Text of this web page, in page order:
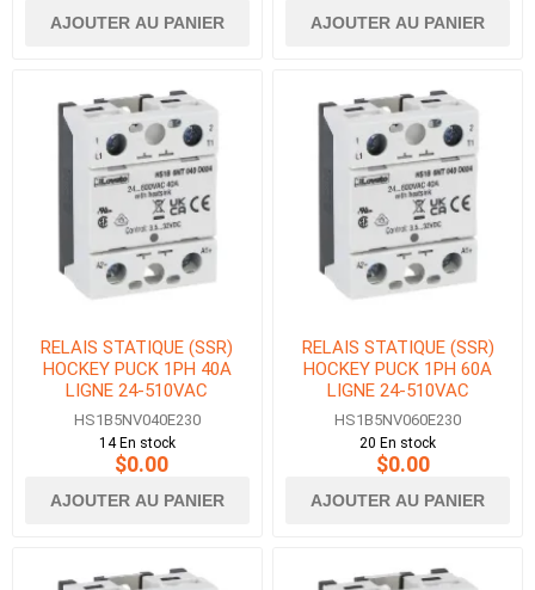
AJOUTER AU PANIER AJOUTER AU PANIER
RELAIS STATIQUE (SSR)
HOCKEY PUCK 1PH 40A
LIGNE 24-510VAC
CONTROLE 20-265VAC/DC
HS1B5NV040E230
14 En stock
$0.00
AJOUTER AU PANIER
RELAIS STATIQUE (SSR)
HOCKEY PUCK 1PH 60A
LIGNE 24-510VAC
CONTROLE 20-265VAC/DC
HS1B5NV060E230
20 En stock
$0.00
AJOUTER AU PANIER